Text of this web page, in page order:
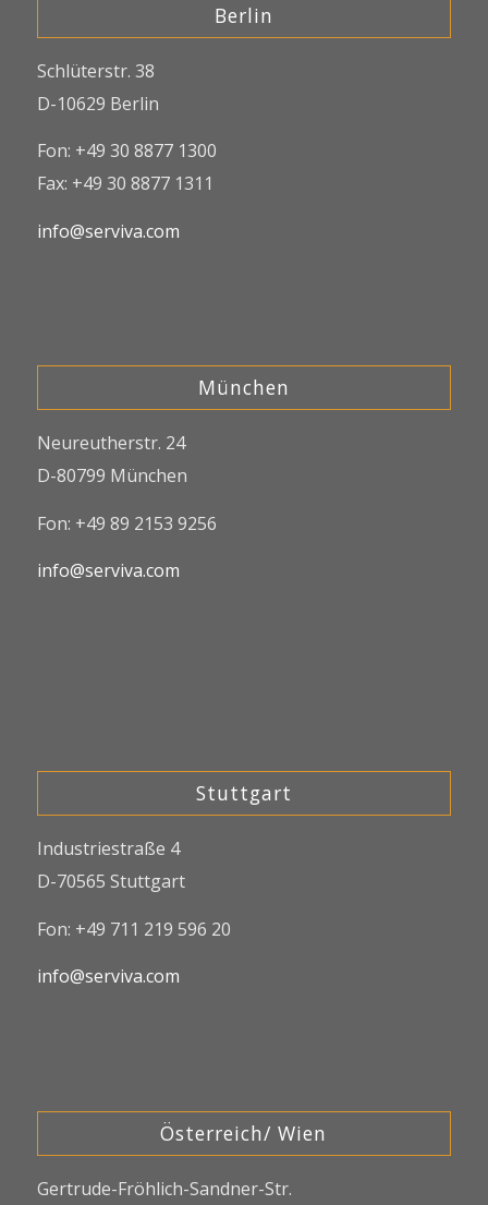
Berlin
Schlüterstr. 38
D-10629 Berlin
Fon: +49 30 8877 1300
Fax: +49 30 8877 1311
info@serviva.com
München
Neureutherstr. 24
D-80799 München
Fon: +49 89 2153 9256
info@serviva.com
Stuttgart
Industriestraße 4
D-70565 Stuttgart
Fon: +49 711 219 596 20
info@serviva.com
Österreich/ Wien
Gertrude-Fröhlich-Sandner-Str.